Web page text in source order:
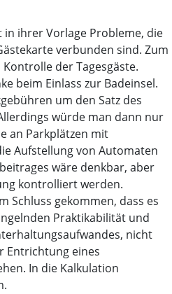
ihrer Vorlage Probleme, die
verbunden sind. Zum
der Tagesgäste.
beim Einlass zur Badeinsel.
um den Satz des
würde man dann nur
an Parkplätzen mit
Aufstellung von Automaten
wäre denkbar, aber
kontrolliert werden.
Schluss gekommen, dass es
Praktikabilität und
nicht
Entrichtung eines
In die Kalkulation